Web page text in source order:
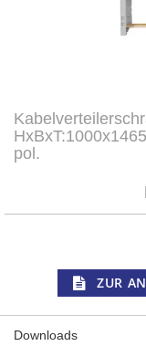
pol.
ZUR
Zum
Anfang
der
springen
Downloads